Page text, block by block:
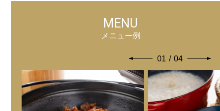
大人(13歳以上)：1,980円(税込)
子供(6歳～12歳)：990円(税込)
MENU
メニュー例
01 / 04